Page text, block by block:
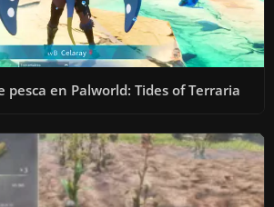
pesca en Palworld: Tides of Terraria